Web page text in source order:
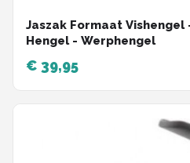
Jaszak Formaat Vishengel
Hengel - Werphengel
€ 39,95